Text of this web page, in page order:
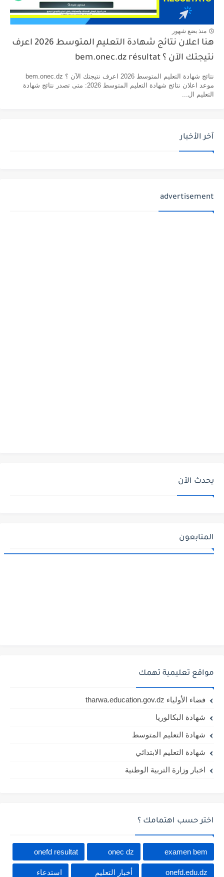
منذ بضع شهور
هنا اعلان نتائج شهادة التعليم المتوسط 2026 اعرف
نتيجتك الآن ؟ bem.onec.dz résultat
نتائج شهادة التعليم المتوسط 2026 اعرف نتيجتك الآن ؟ bem.onec.dz
موعد اعلان نتائج شهادة التعليم المتوسط 2026: متى تصدر نتائج شهادة
التعليم ال...
آخر الأخبار
advertisement
يحدث الآن
المتابعون
مواقع تعليمية تهمك
فضاء الأولياء tharwa.education.gov.dz
شهادة البكالوريا
شهادة التعليم المتوسط
شهادة التعليم الابتدائي
اخبار وزارة التربية الوطنية
اختر حسب اهتمامك ؟
examen bem
onec dz
onefd resultat
onefd.edu.dz أخبار التعليم استدعاء